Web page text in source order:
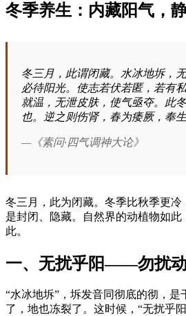
冬季养生：内藏阳气，
冬三月，此谓闭藏。水冰地坼，
必待阳光。使志若伏若匿，若有
就温，无泄皮肤，使气亟夺。此
也。逆之则伤肾，春为痿厥，奉生
—《素问·四气调神大论》
冬三月，此为闭藏。冬季比秋季更
是封闭、隐藏。自然界的动植物如
此。
一、无扰乎阳——勿扰
“水冰地坼”，坼发音同彻底的彻，是
了，地也冻裂了。这时候，“无扰乎